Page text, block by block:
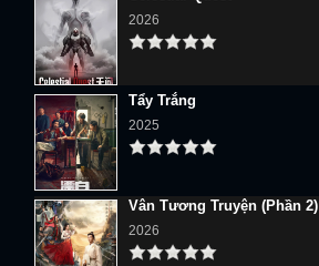
2026
Tẩy Trắng
2025
Vân Tương Truyện (Phần 2)
2026